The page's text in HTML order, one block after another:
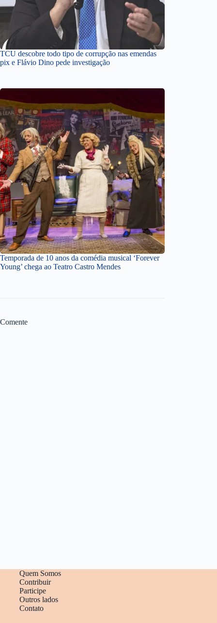
TCU descobre todo tipo de corrupção nas emendas
pix e Flávio Dino pede investigação
Temporada de 10 anos da comédia musical ‘Forever
Young’ chega ao Teatro Castro Mendes
Comente
Quem Somos
Contribuir
Participe
Outros lados
Contato